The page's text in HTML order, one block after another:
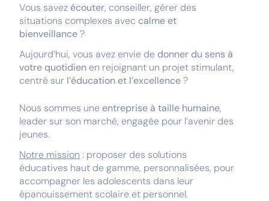
Vous savez écouter, conseiller, gérer des
situations complexes avec calme et
bienveillance?
Aujourd’hui, vous avez envie de donner du sens à
votre quotidien en rejoignant un projet stimulant,
centré sur l’éducation et l’excellence?
Nous sommes une entreprise à taille humaine,
leader sur son marché, engagée pour l’avenir des
jeunes.
Notre mission : proposer des solutions
éducatives haut de gamme, personnalisées, pour
accompagner les adolescents dans leur
épanouissement scolaire et personnel.